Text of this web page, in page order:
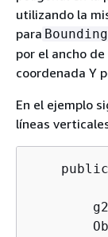
utilizando la
para
por el ancho
coordenada Y
En el ejemplo
líneas